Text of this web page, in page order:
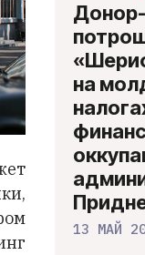
Донор-
на
13 МАЙ